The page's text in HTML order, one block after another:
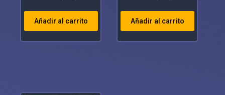
Añadir al carrito Añadir al carrito